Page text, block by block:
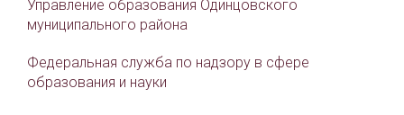
Управление образования Одинцовского
муниципального района
Федеральная служба по надзору в сфере
образования и науки